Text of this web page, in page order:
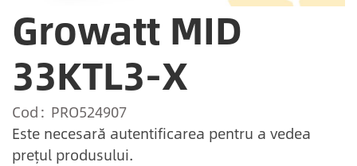
Growatt MID
33KTL3-X
Cod
PRO524907
Este necesară autentificarea pentru a vedea
prețul produsului.